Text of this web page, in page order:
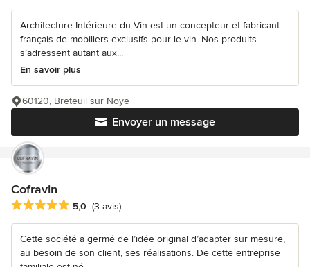
Architecture Intérieure du Vin est un concepteur et fabricant
français de mobiliers exclusifs pour le vin. Nos produits
s’adressent autant aux...
En savoir plus
Envoyer un message
60120, Breteuil sur Noye
Cofravin
Note moyenne : 5 étoiles sur 5
5,0 (3 avis)
Cette société a germé de l’idée original d’adapter sur mesure,
au besoin de son client, ses réalisations. De cette entreprise